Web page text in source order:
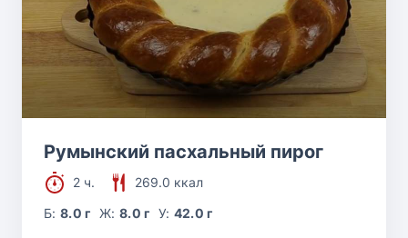
Румынский пасхальный пирог
2 ч.
269.0 ккал
Б:8.0 г Ж: 8.0 г У: 42.0 г